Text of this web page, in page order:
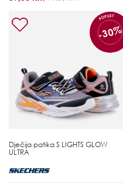
POPUST
-30%
Dječija patika S LIGHTS GLOW
ULTRA